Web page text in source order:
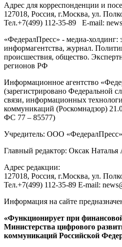
Адрес для корреспонденции и
127018, Россия, г.Москва, ул.
Тел.+7(499) 112-35-89 E-mail:
«ФедералПресс» - медиа-холдинг:
информагентства, журнал.
происшествия, общество.
регионов РФ
Информационное агентство
(зарегистрировано Федеральной
связи, информационных
коммуникаций (Роскомнадзор)
ФС 77 – 85577)
Учредитель: ООО «ФедералПресс»
Главный редактор: Оксак Наталья
Адрес редакции:
127018, Россия, г.Москва, ул.
Тел.+7(499) 112-35-89 E-mail:
Информация на сайте
«Функционирует при
Министерства цифрового
коммуникаций Российской